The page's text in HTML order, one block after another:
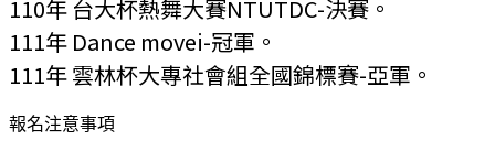
110年 台大杯熱舞大賽NTUTDC-決賽 。
111年 Dance movei-冠軍 。
111年 雲林杯大專社會組全國錦標賽-亞軍 。
報名注意事項